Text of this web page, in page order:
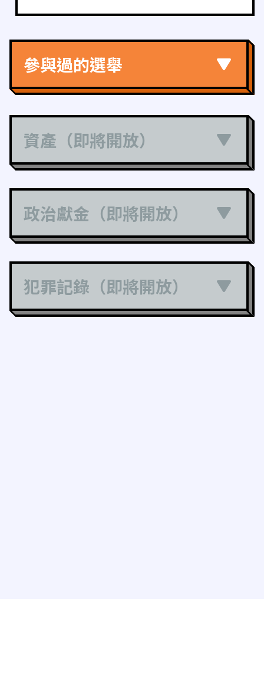
參與過的選舉
資產（即將開放）
政治獻金（即將開放）
犯罪記錄（即將開放）